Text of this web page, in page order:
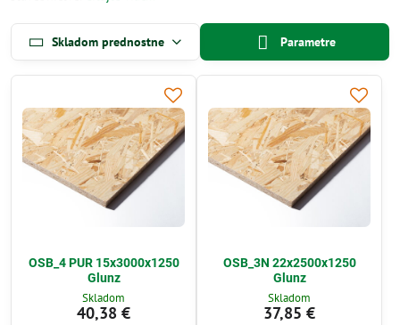
Skladom prednostne Parametre
OSB_4 PUR 15x3000x1250
Glunz
Skladom
40,38 €
OSB_3N 22x2500x1250
Glunz
Skladom
37,85 €